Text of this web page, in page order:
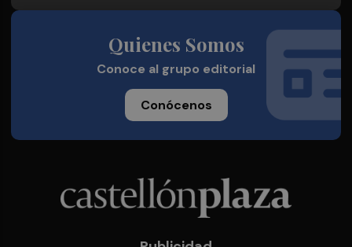
Quienes Somos
Conoce al grupo editorial
Conócenos